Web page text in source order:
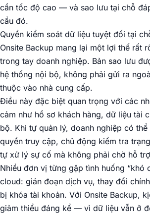
cần tốc độ cao — và sao lưu tại chỗ
cầu đó.
Quyền kiểm soát dữ liệu tuyệt đối tại
Onsite Backup mang lại một lợi thế rất
trong tay doanh nghiệp. Bản sao lưu
hệ thống nội bộ, không phải gửi ra
thuộc vào nhà cung cấp.
Điều này đặc biệt quan trọng với các
cảm như hồ sơ khách hàng, dữ liệu tài
bộ. Khi tự quản lý, doanh nghiệp có
quyền truy cập, chủ động kiểm tra
tự xử lý sự cố mà không phải chờ hỗ
Nhiều đơn vị từng gặp tình huống “khó
cloud: gián đoạn dịch vụ, thay đổi
bị khóa tài khoản. Với Onsite Backup,
giảm thiểu đáng kể — vì dữ liệu vẫn ở